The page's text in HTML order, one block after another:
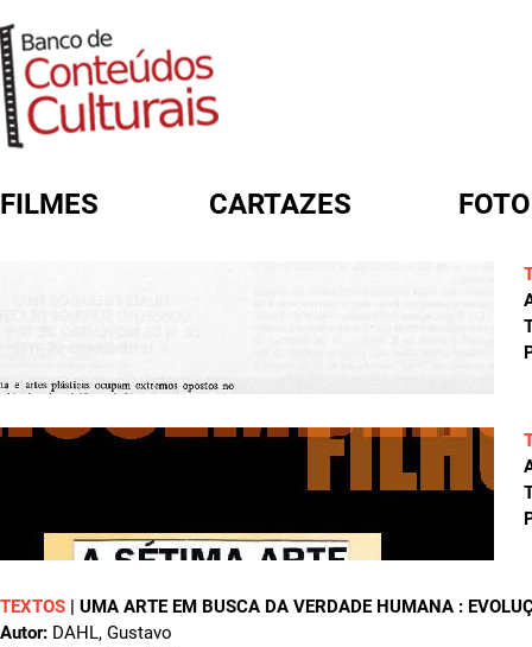
FILMES CARTAZES
TEXTOS | UMA ARTE EM BUSCA DA VERDADE HUMANA :
Autor: DAHL, Gustavo